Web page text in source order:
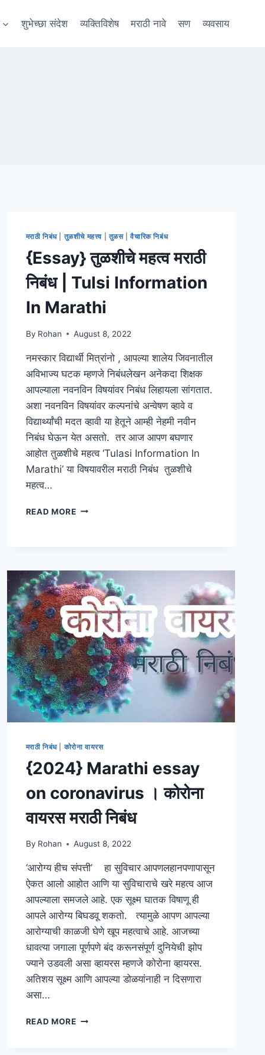
शुभेच्छा संदेश व्यक्तिविशेष मराठी नावे सण व्यवसाय
मराठी निबंध| तुळशीचे महत्त्व| तुळस|वैचारिक निबंध
{Essay} तुळशीचे महत्व मराठी
निबंध | Tulsi Information
In Marathi
By Rohan August 8, 2022
नमस्कार विद्यार्थी मित्रांनो , आपल्या शालेय जिवनातील
अविभाज्य घटक म्हणजे निबंधलेखन अनेकदा शिक्षक
आपल्याला नवनविन विषयांवर निबंध लिहायला सांगतात.
अशा नवनविन विषयांवर कल्पनांचे अन्वेषण व्हावे व
विद्यार्थ्यांची मदत व्हावी या हेतूने आम्ही नेहमी नवीन
निबंध घेऊन येत असतो. तर आज आपण बघणार
आहोत तुळशीचे महत्व ‘Tulasi Information In
Marathi’ या विषयावरील मराठी निबंध तुळशीचे
महत्व…
READ MORE{ESSAY}
|
TULSI
INFORMATION
IN
MARATHI
मराठी निबंध| कोरोना वायरस
{2024} Marathi essay
on coronavirus । कोरोना
वायरस मराठी निबंध
By Rohan August 8, 2022
‘आरोग्य हीच संपत्ती’ हा सुविचार आपणलहानपणापासून
ऐकत आलो आहोत आणि या सुविचाराचे खरे महत्व आज
आपल्याला समजले आहे. एक सूक्ष्म घातक विषाणू ही
आपले आरोग्य बिघडवू शकतो. त्यामुळे आपण आपल्या
आरोग्याची काळजी घेणे खूप महत्वाचे आहे. आजच्या
धावत्या जगाला पूर्णपणे बंद करूनसंपूर्ण दुनियेची झोप
ज्याने उडवली असा व्हायरस म्हणजे कोरोना व्हायरस.
अतिशय सूक्ष्म आणि आपल्या डोळयांनाही न दिसणारा
असा…
READ MORE{2024}